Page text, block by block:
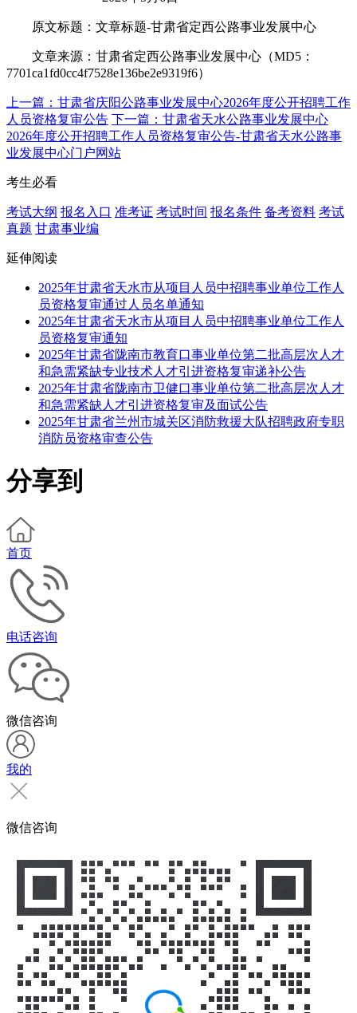
原文标题：文章标题-甘肃省定西公路事业发展中心
文章来源：甘肃省定西公路事业发展中心（MD5：
7701ca1fd0cc4f7528e136be2e9319f6）
上一篇：甘肃省庆阳公路事业发展中心2026年度公开招聘工作
人员资格复审公告 下一篇：甘肃省天水公路事业发展中心
2026年度公开招聘工作人员资格复审公告-甘肃省天水公路事
业发展中心门户网站
考生必看
考试大纲 报名入口 准考证 考试时间 报名条件 备考资料 考试
真题 甘肃事业编
延伸阅读
2025年甘肃省天水市从项目人员中招聘事业单位工作人
员资格复审通过人员名单通知
2025年甘肃省天水市从项目人员中招聘事业单位工作人
员资格复审通知
2025年甘肃省陇南市教育口事业单位第二批高层次人才
和急需紧缺专业技术人才引进资格复审递补公告
2025年甘肃省陇南市卫健口事业单位第二批高层次人才
和急需紧缺人才引进资格复审及面试公告
2025年甘肃省兰州市城关区消防救援大队招聘政府专职
消防员资格审查公告
分享到
首页
电话咨询
微信咨询
我的
微信咨询